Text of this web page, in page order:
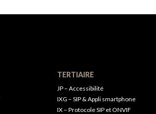
TERTIAIRE
JP – Accessibilité
IXG – SIP & Appli smartphone
IX – Protocole SIP et ONVIF